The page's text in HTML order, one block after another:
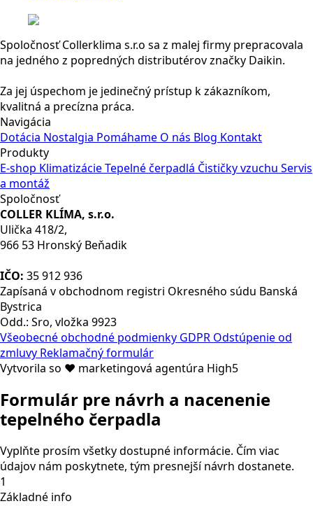
Spoločnosť Collerklima s.r.o sa z malej firmy prepracovala
na jedného z popredných distributérov značky Daikin.
Za jej úspechom je jedinečný prístup k zákazníkom,
kvalitná a precízna práca.
Navigácia
Dotácia Nostalgia Pomáhame O nás Blog Kontakt
Produkty
E-shop KlimatizácieTepelné čerpadlá Čističky vzuchu Servis
a montáž
Spoločnosť
COLLER KLÍMA, s.r.o.
Ulička 418/2,
966 53 Hronský Beňadik
IČO: 35 912 936
Zapísaná v obchodnom registri Okresného súdu Banská
Bystrica
Odd.: Sro, vložka 9923
Všeobecné obchodné podmienky GDPR Odstúpenie od
zmluvy Reklamačný formulár
Vytvorila so ❤ marketingová agentúra High5
Formulár pre návrh a nacenenie
tepelného čerpadla
Vyplňte prosím všetky dostupné informácie. Čím viac
údajov nám poskytnete, tým presnejší návrh dostanete.
1
Základné info